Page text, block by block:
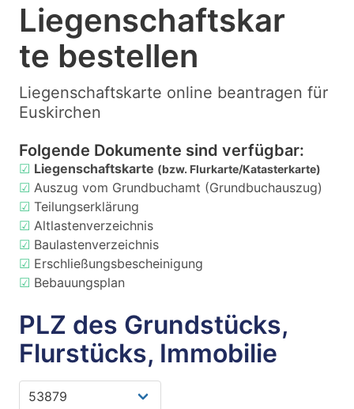
Liegenschaftskar
te bestellen
Liegenschaftskarte online beantragen für
Euskirchen
Folgende Dokumente sind verfügbar:
☑ Liegenschaftskarte (bzw. Flurkarte/Katasterkarte)
☑ Auszug vom Grundbuchamt (Grundbuchauszug)
☑ Teilungserklärung
☑ Altlastenverzeichnis
☑ Baulastenverzeichnis
☑ Erschließungsbescheinigung
☑ Bebauungsplan
PLZ des Grundstücks,
Flurstücks, Immobilie